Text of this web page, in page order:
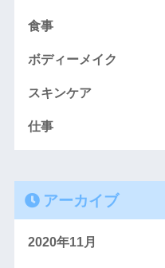
食事
ボディーメイク
スキンケア
仕事
アーカイブ
2020年11月